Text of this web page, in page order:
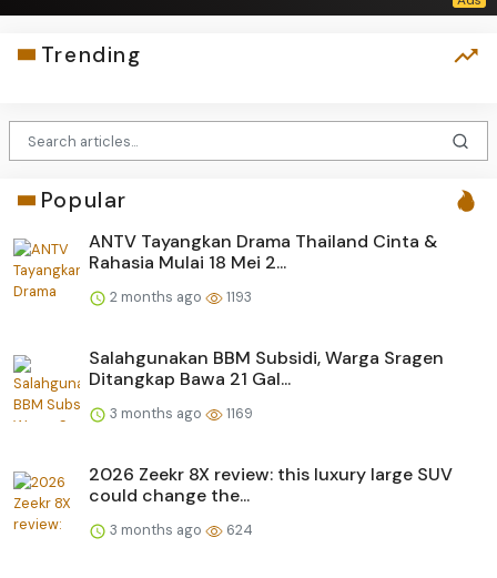
Trending
Popular
ANTV Tayangkan Drama Thailand Cinta &
Rahasia Mulai 18 Mei 2...
2 months ago 1193
Salahgunakan BBM Subsidi, Warga Sragen
Ditangkap Bawa 21 Gal...
3 months ago 1169
2026 Zeekr 8X review: this luxury large SUV
could change the...
3 months ago 624